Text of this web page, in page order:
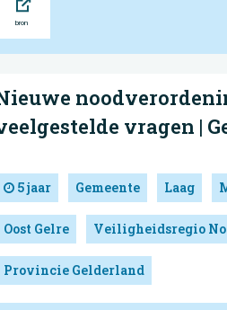
vragen |
5 jaar Gemeente Laag
Oost Gelre Veiligheidsregio
Provincie Gelderland